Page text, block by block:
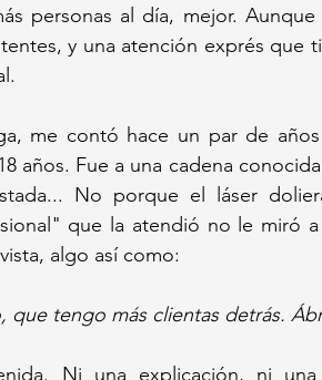
personas al día, mejor.
y una atención exprés que
me contó hace un par de
años. Fue a una cadena
No porque el láser
que la atendió no le miró
algo así como:
que tengo más clientas detrás.
Ni una explicación, ni